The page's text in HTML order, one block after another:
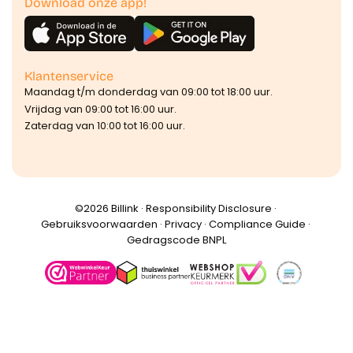
Klantenservice
Maandag t/m donderdag van 09:00 tot 18:00 uur.
Vrijdag van 09:00 tot 16:00 uur.
Zaterdag van 10:00 tot 16:00 uur.
©️2026 Billink · Responsibility Disclosure ·
Gebruiksvoorwaarden · Privacy· Compliance Guide ·
Gedragscode BNPL